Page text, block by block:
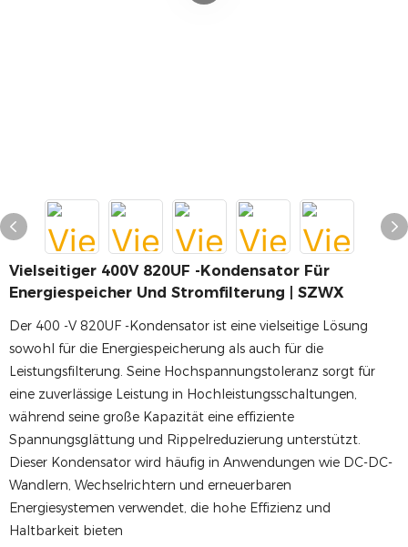
Vielseitiger 400V 820UF -Kondensator Für
Energiespeicher Und Stromfilterung | SZWX
Der 400 -V 820UF -Kondensator ist eine vielseitige Lösung
sowohl für die Energiespeicherung als auch für die
Leistungsfilterung. Seine Hochspannungstoleranz sorgt für
eine zuverlässige Leistung in Hochleistungsschaltungen,
während seine große Kapazität eine effiziente
Spannungsglättung und Rippelreduzierung unterstützt.
Dieser Kondensator wird häufig in Anwendungen wie DC-DC-
Wandlern, Wechselrichtern und erneuerbaren
Energiesystemen verwendet, die hohe Effizienz und
Haltbarkeit bieten